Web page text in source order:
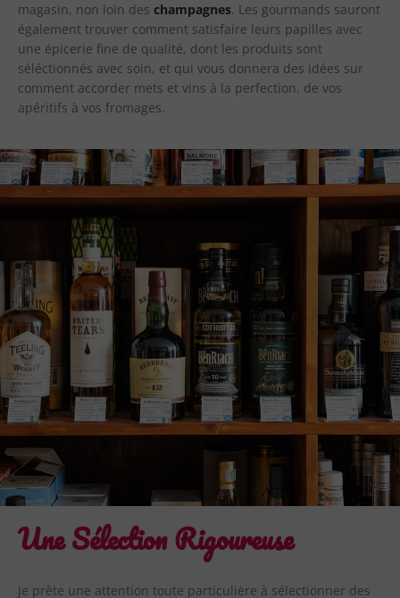
magasin, non loin des champagnes. Les gourmands sauront
également trouver comment satisfaire leurs papilles avec
une épicerie fine de qualité, dont les produits sont
séléctionnés avec soin, et qui vous donnera des idées sur
comment accorder mets et vins à la perfection, de vos
apéritifs à vos fromages.
Une Sélection Rigoureuse
Je prête une attention toute particulière à sélectionner des